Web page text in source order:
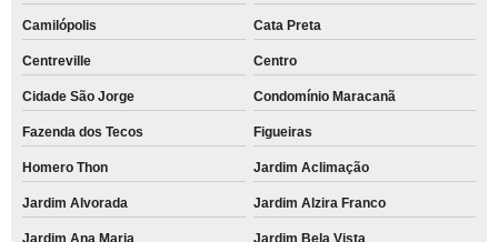
Camilópolis Cata Preta
Centreville Centro
Cidade São Jorge Condomínio Maracanã
Fazenda dos Tecos Figueiras
Homero Thon Jardim Aclimação
Jardim Alvorada Jardim Alzira Franco
Jardim Ana Maria Jardim Bela Vista